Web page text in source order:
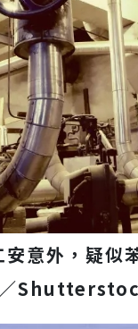
意外，疑似